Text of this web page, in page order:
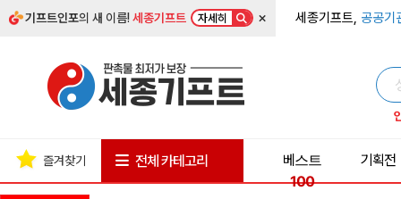
기프트인포의 새 이름!세종기프트 자세히 × 세종기프트, 공공기
즐겨찾기 전체 카테고리
베스트
100
기획전